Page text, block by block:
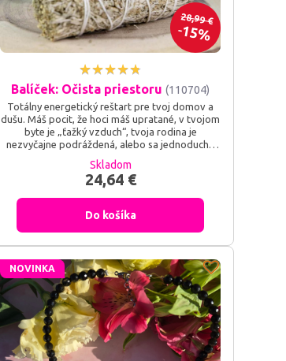
28,99 €
15%
Balíček: Očista priestoru (110704)
Totálny energetický reštart pre tvoj domov a
dušu. Máš pocit, že hoci máš upratané, v tvojom
byte je „ťažký vzduch“, tvoja rodina je
nezvyčajne podráždená, alebo sa jednoducho
nevieš po príchode z práce uvoľniť a načerpať
sily? Balíček Očista priestoru je tvojím
profesionálnym setom na energetickú hygienu –
posvätnej bielej šalvie vytvorí...
Skladom
24,64 €
Do košíka
NOVINKA